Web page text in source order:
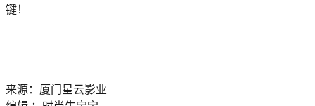
键！
来源：厦门星云影业